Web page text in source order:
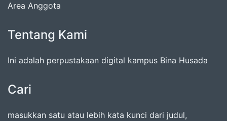
Area Anggota
Tentang Kami
Ini adalah perpustakaan digital kampus Bina Husada
Cari
masukkan satu atau lebih kata kunci dari judul,